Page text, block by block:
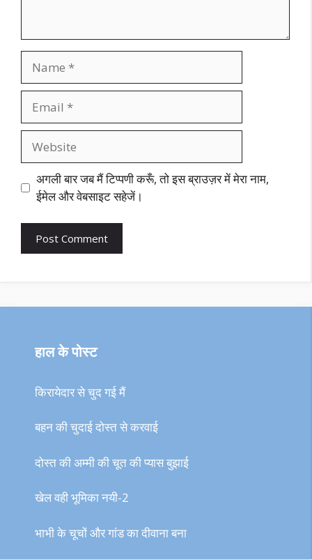
अगली बार जब मैं टिप्पणी करूँ, तो इस ब्राउज़र में मेरा नाम,
ईमेल और वेबसाइट सहेजें।
हाल के पोस्ट
किरायेदार से चुद गई मैं
बहन की चुदाई दोस्त से करवाई
दोस्त की अम्मी की चूत की प्यास बुझाई
खेल वही भूमिका नयी-2
भाभी के चूचों और गांड का दीवाना बना